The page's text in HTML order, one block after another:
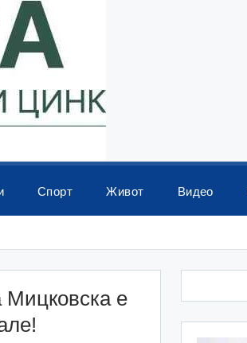
Спорт Живот Видео
Мицковска е